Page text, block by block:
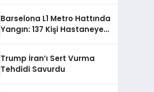
Barselona L1 Metro Hattında
Yangın: 137 Kişi Hastaneye
Trump İran’ı Sert Vurma
Tehdidi Savurdu